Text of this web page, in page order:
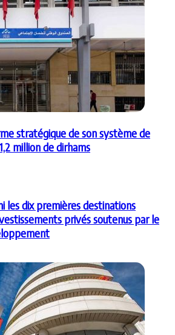
stratégique de son système de
million de dirhams
les dix premières destinations
privés soutenus par le